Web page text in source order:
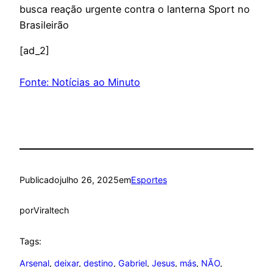
busca reação urgente contra o lanterna Sport no
Brasileirão
[ad_2]
Fonte: Notícias ao Minuto
Publicadojulho 26, 2025emEsportes
porViraltech
Tags:
Arsenal, deixar, destino, Gabriel, Jesus, más, NÃO